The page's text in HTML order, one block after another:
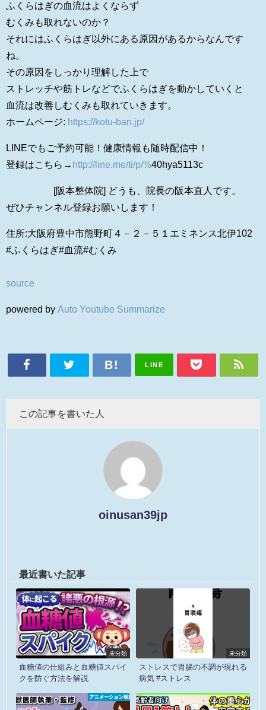
ふくらはぎの血流はよくならず
むくみも取れないのか？
それにはふくらはぎ以外にある原因があるからなんです
ね。
その原因をしっかり理解した上で
ストレッチや筋トレなどでふくらはぎを動かしていくと
血流は改善しむくみも取れていきます。
ホームページ: https://kotu-ban.jp/
LINEでもご予約可能！健康情報も随時配信中！
登録はこちら→ http://line.me/ti/p/%40hya5113c
[阪本整体院] どうも、院長の阪本直人です。
ぜひチャンネル登録お願いします！
住所:大阪府豊中市熊野町４－２－５１エミネンス北伊102
#ふくらはぎ#血流#むくみ
source
powered by Auto Youtube Summarize
LINE
この記事を書いた人
oinusan39jp
最近書いた記事
未分類
血糖値の仕組みと血糖値スパイ
クを防ぐ方法を解説
未分類
ストレスで胃腸の不調が現れる
病気 #ストレス